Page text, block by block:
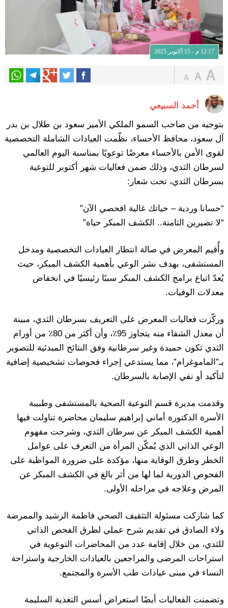
12:17 م - 15 أكتوبر 2025
أحمد السبيعي
بتوجيه من صاحب السمو الملكي الأمير سعود بن طلال بن بدر
آل سعود، محافظ الأحساء، نظّمت العيادات الشاملة التخصصية
لقوى الأمن بالأحساء معرضًا توعويًا بمناسبة اليوم العالمي
لسرطان الثدي، وذلك ضمن فعاليات شهر أكتوبر للتوعية
بسرطان الثدي، تحت شعار:
“حسانا وردية – حياتك غالية افحصي الآن”
“لا تصيرين الثامنة.. الكشف المبكر حياة”
وأُقيم المعرض في صالة انتظار العيادات التخصصية ومدخل
المستشفى، بهدف نشر الوعي بأهمية الكشف المبكر، حيث
يُعدّ اتباع برامج الكشف المبكر سببًا رئيسيًا في انخفاض
معدلات الوفيات.
وركّزت فعاليات المعرض على التعريف بسرطان الثدي، مبينة
أن معدل الشفاء منه يتجاوز 95٪، وأن أكثر من 80٪ من أورام
الثدي تكون حميدة وغير سرطانية وفق النتائج المبدئية للتصوير
بـ”الماموغرام”، مما يستدعي إجراء فحوصات تشخيصية إضافية
لتأكيد أو نفي الإصابة بالسرطان.
وقدمت مديرة قسم التوعية الصحية بالمستشفى وطبيبة
الأسرة الدكتورة أماني إبراهيم سليمان محاضرة تناولت فيها
أهمية الكشف المبكر عن سرطان الثدي، وشرحت مفهوم
الوعي الذاتي الذي يُمكّن المرأة من التعرف على عوامل
الخطر وطرق الوقاية منها، مؤكدة على ضرورة المواظبة على
الفحوص الدورية لما لها من أثر بالغ في الكشف المبكر عن
المرض وعلاجه في مراحله الأولى.
كما شاركت مسئولة التثقيف الصحي فاطمة الرشيد والممرضة
ولاء الصادق في تقديم شرح عملي لطرق الفحص الذاتي
للثدي، من خلال إقامة عدد من المحاضرات التوعوية في
استراحات المرضى والمراجعين بالعيادات الخارجية واستراحة
النساء في مبنى عيادات طب الأسرة والمجتمع.
وتضمنت الفعاليات أيضًا استعراض أسس التغذية السليمة